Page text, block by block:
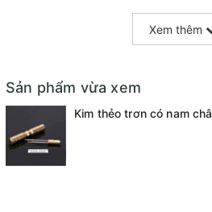
- Kim có thể vặn ra để làm dài tay
có nắp vặn bảo vệ đầu mũi khỏi bị
Xem thêm
Sản phẩm vừa xem
Kim thẻo trơn có nam